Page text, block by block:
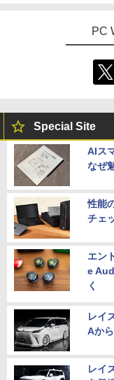
PC
Special Site
AIス
なぜ
性能
チェ
エン
e
く
レイ
Aか
レイ